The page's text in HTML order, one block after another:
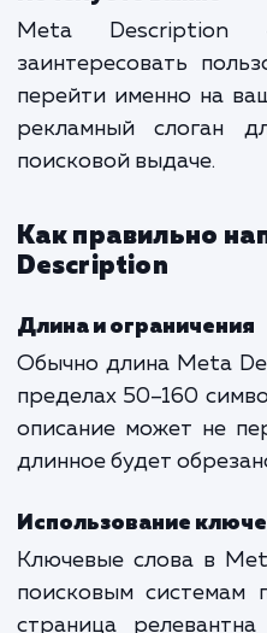
Хотя Meta
ранжирующим
роль в
Хорошо
увеличить CTR
позиции сайта в
Почему это важно
Meta
заинтересовать
перейти именно на
рекламный
Как правильно
Description